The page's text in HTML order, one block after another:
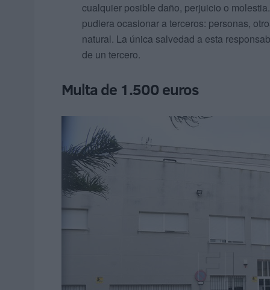
cualquier posible daño, perjuicio o
pudiera ocasionar a terceros: personas,
natural. La única salvedad a esta
de un tercero.
Multa de 1.500 euros